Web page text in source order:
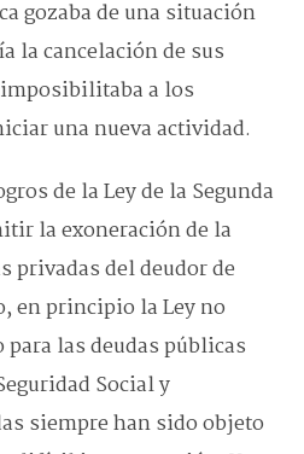
gozaba de una situación
la cancelación de sus
a los
una nueva actividad.
de la Ley de la Segunda
la exoneración de la
privadas del deudor de
en principio la Ley no
las deudas públicas
Social y
siempre han sido objeto